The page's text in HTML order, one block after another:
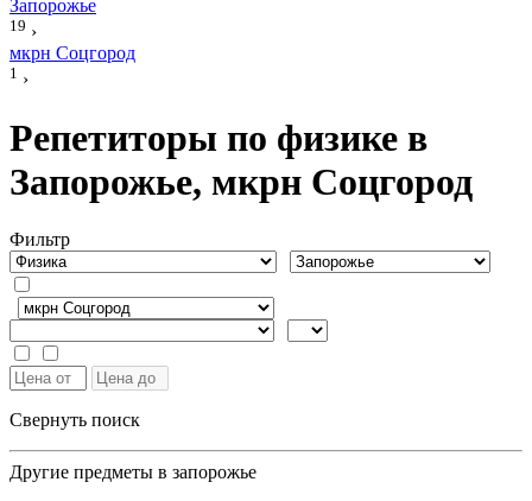
Запорожье
19 ›
мкрн Соцгород
1 ›
Репетиторы по физике в
Запорожье, мкрн Соцгород
Фильтр
Свернуть поиск
Другие предметы в запорожье